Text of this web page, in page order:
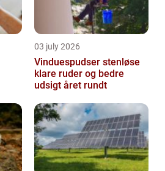
03 july 2026
Vinduespudser stenløse
klare ruder og bedre
udsigt året rundt